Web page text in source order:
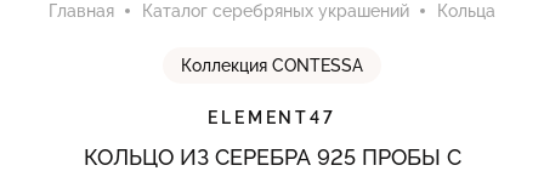
Главная Каталог серебряных украшений Кольца
Коллекция CONTESSA
ELEMENT47
КОЛЬЦО ИЗ СЕРЕБРА 925 ПРОБЫ С